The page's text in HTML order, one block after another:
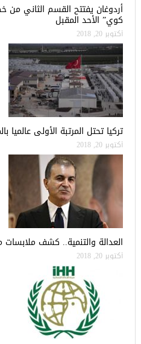
أردوغان يفتتح القسم الثاني
كوي” الأحد المقبل
أكتوبر 20, 2018
تركيا تحتل المرتبة الأولى عالميا
أكتوبر 20, 2018
العدالة والتنمية.. كشف
أكتوبر 20, 2018